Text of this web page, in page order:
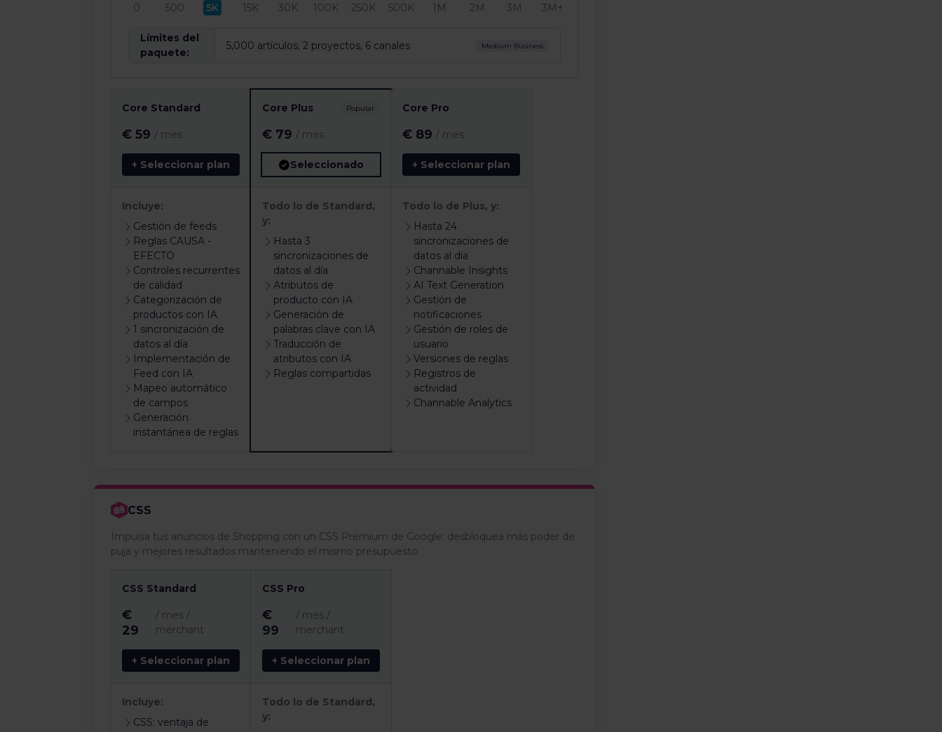
0 500 5K 15K 30K 100K 250K 500K 1M 2M 3M 3M+
Límites del
paquete:
5,000 artículos,2 proyectos, 6 canales Medium Business
Core Standard
€ 59 / mes
+ Seleccionar plan
Incluye:
Gestión de feeds
Reglas CAUSA -
EFECTO
Controles recurrentes
de calidad
Categorización de
productos con IA
1 sincronización de
datos al día
Implementación de
Feed con IA
Mapeo automático
de campos
Generación
instantánea de reglas
Core Plus Popular
€ 79 / mes
Seleccionado
Todo lo de Standard,
y:
Hasta 3
sincronizaciones de
datos al día
Atributos de
producto con IA
Generación de
palabras clave con IA
Traducción de
atributos con IA
Reglas compartidas
Core Pro
€ 89 / mes
+ Seleccionar plan
Todo lo de Plus, y:
Hasta 24
sincronizaciones de
datos al día
Channable Insights
AI Text Generation
Gestión de
notificaciones
Gestión de roles de
usuario
Versiones de reglas
Registros de
actividad
Channable Analytics
CSS
Impulsa tus anuncios de Shopping con un CSS Premium de Google: desbloquea más poder de
puja y mejores resultados manteniendo el mismo presupuesto.
CSS Standard
€
29
/ mes/
merchant
+ Seleccionar plan
Incluye:
CSS: ventaja de
CSS Pro
€
99
/ mes/
merchant
+ Seleccionar plan
Todo lo de Standard,
y: